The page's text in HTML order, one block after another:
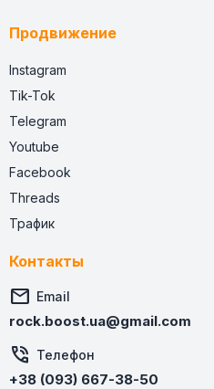
Продвижение
Instagram
Tik-Tok
Telegram
Youtube
Facebook
Threads
Трафик
Контакты
 Email
rock.boost.ua@gmail.com
 Телефон
+38 (093) 667-38-50